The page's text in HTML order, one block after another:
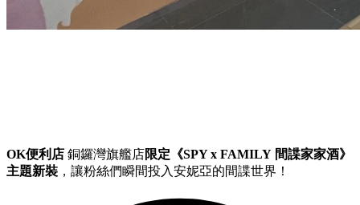
OK便利店 銅鑼灣旗艦店限定《SPY x FAMILY 間諜家家酒》
主題新裝 ，讓粉絲們瞬間投入安妮亞的間諜世界！